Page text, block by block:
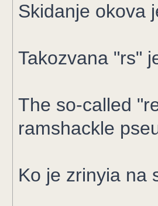
Skidanje okova
Takozvana "rs"
The so-called
ramshackle
Ko je zrinyia na